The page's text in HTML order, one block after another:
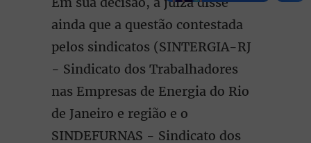
ainda que a questão contestada
pelos sindicatos (SINTERGIA-RJ
- Sindicato dos Trabalhadores
nas Empresas de Energia do Rio
de Janeiro e região e o
SINDEFURNAS - Sindicato dos